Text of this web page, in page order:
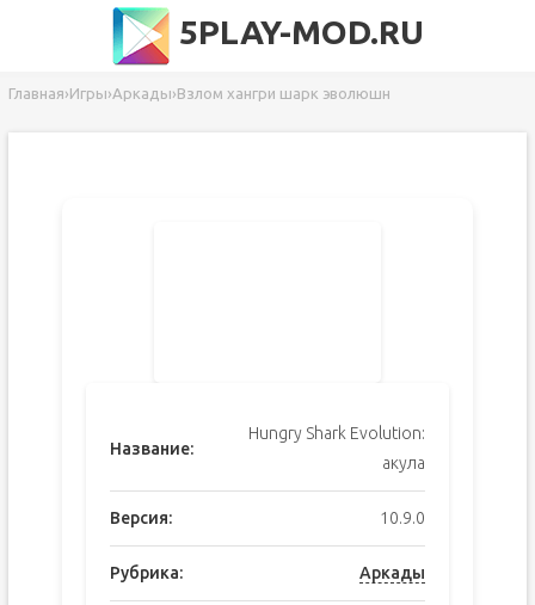
5PLAY-MOD.RU
Главная›Игры›Аркады›Взлом хангри шарк эволюшн
Название:
Hungry Shark Evolution:
акула
Версия: 10.9.0
Рубрика: Аркады